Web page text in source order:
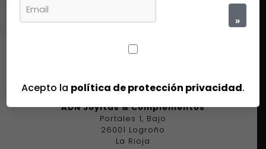
Tienda
ADN Joyitas & Complementos
Portales 1, Bajo
26001 Logroño
La Rioja
»
Acepto la política de protección privacidad.